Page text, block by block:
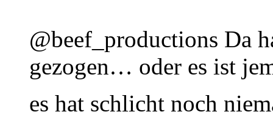
@beef_productions Da
gezogen… oder es ist
es hat schlicht noch